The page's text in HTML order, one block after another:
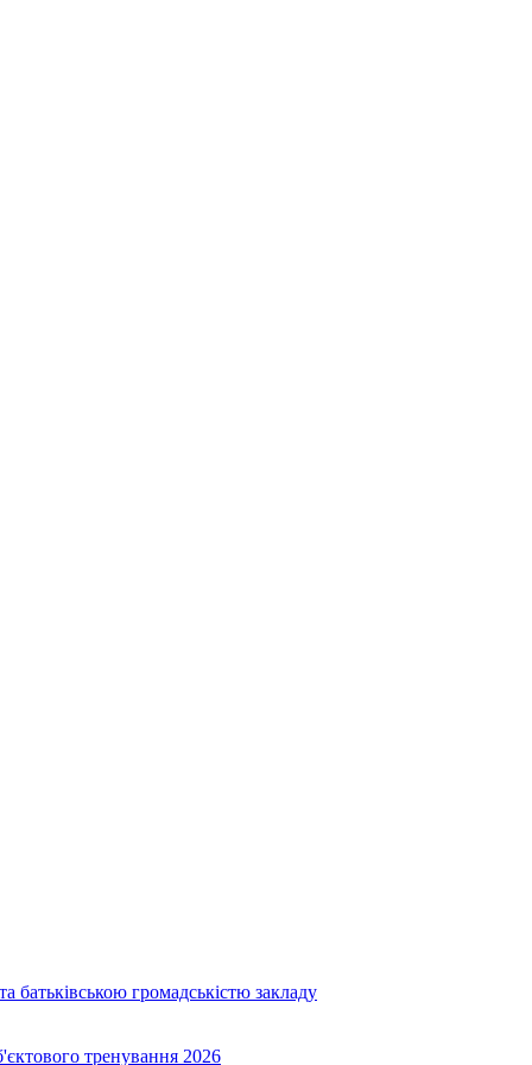
громадськістю закладу
тренування 2026